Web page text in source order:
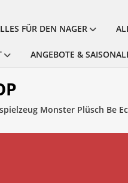
FÜR DEN NAGER
ANGEBOTE &
Monster Plüsch Be